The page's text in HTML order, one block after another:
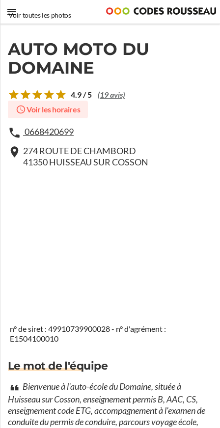
Voir toutes les photos
AUTO MOTO DU
DOMAINE
4.9 / 5 (19 avis)
Voir les horaires
0668420699
274 ROUTE DE CHAMBORD
41350 HUISSEAU SUR COSSON
n° de siret : 49910739900028 - n° d'agrément :
E1504100010
Le mot de l'équipe
Bienvenue à l'auto-école du Domaine, située à
Huisseau sur Cosson, enseignement permis B, AAC, CS,
enseignement code ETG, accompagnement à l'examen de
conduite du permis de conduire, parcours voyage école,